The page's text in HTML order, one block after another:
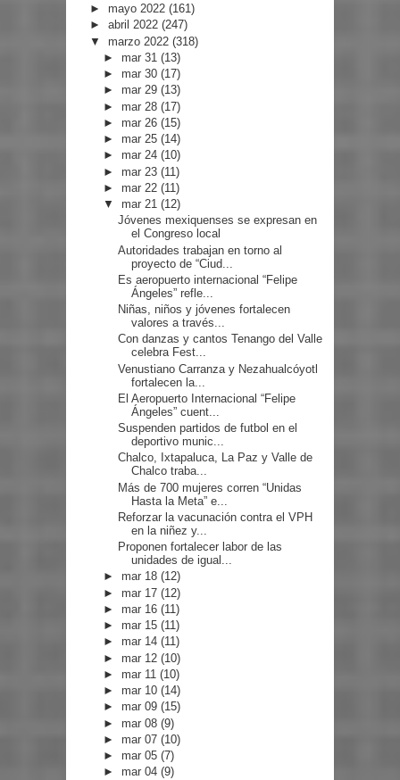
► mayo 2022 (161)
► abril 2022 (247)
▼ marzo 2022 (318)
► mar 31(13)
► mar 30(17)
► mar 29(13)
► mar 28(17)
► mar 26(15)
► mar 25(14)
► mar 24(10)
► mar 23(11)
► mar 22(11)
▼ mar 21(12)
Jóvenes mexiquenses se expresan en
el Congreso local
Autoridades trabajan en torno al
proyecto de “Ciud...
Es aeropuerto internacional “Felipe
Ángeles” refle...
Niñas, niños y jóvenes fortalecen
valores a través...
Con danzas y cantos Tenango del Valle
celebra Fest...
Venustiano Carranza y Nezahualcóyotl
fortalecen la...
El Aeropuerto Internacional “Felipe
Ángeles” cuent...
Suspenden partidos de futbol en el
deportivo munic...
Chalco, Ixtapaluca, La Paz y Valle de
Chalco traba...
Más de 700 mujeres corren “Unidas
Hasta la Meta” e...
Reforzar la vacunación contra el VPH
en la niñez y...
Proponen fortalecer labor de las
unidades de igual...
► mar 18(12)
► mar 17(12)
► mar 16(11)
► mar 15(11)
► mar 14(11)
► mar 12(10)
► mar 11(10)
► mar 10(14)
► mar 09(15)
► mar 08(9)
► mar 07(10)
► mar 05(7)
► mar 04(9)